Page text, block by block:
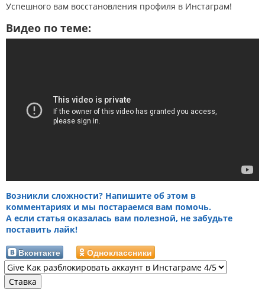
Успешного вам восстановления профиля в Инстаграм!
Видео по теме:
Возникли сложности? Напишите об этом в
комментариях и мы постараемся вам помочь.
А если статья оказалась вам полезной, не забудьте
поставить лайк!
Вконтакте Одноклассники